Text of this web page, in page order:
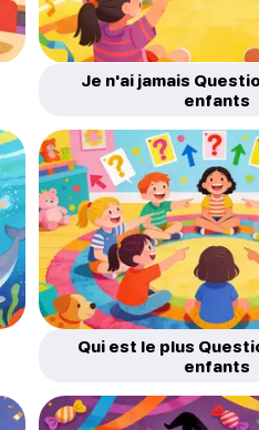
Je n'ai jamais
enfants
Qui est le plus
enfants